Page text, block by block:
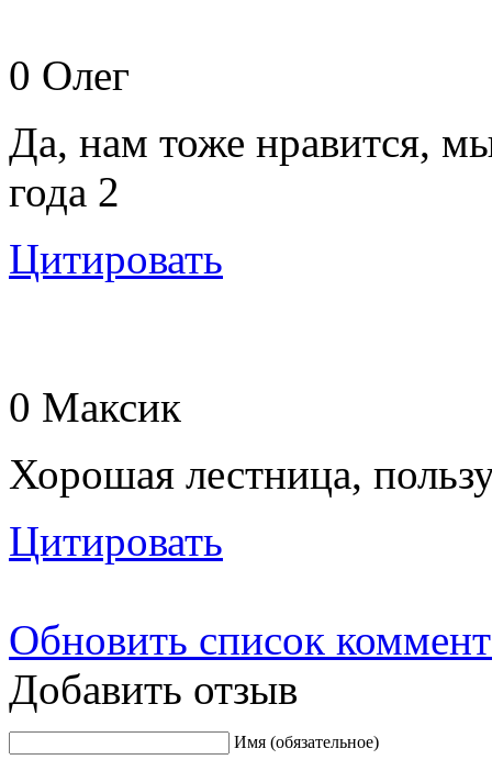
0 Олег
Да, нам тоже нравится,
года 2
Цитировать
0 Максик
Хорошая лестница,
Цитировать
Обновить список
Добавить отзыв
Имя (обязательное)